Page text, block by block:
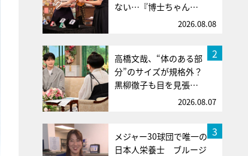
ない…『博士ちゃん…
2026.08.08
2
高橋文哉、“体のある部
分”のサイズが規格外？
黒柳徹子も目を見張…
2026.08.07
3
メジャー30球団で唯一の
日本人栄養士 ブルージ